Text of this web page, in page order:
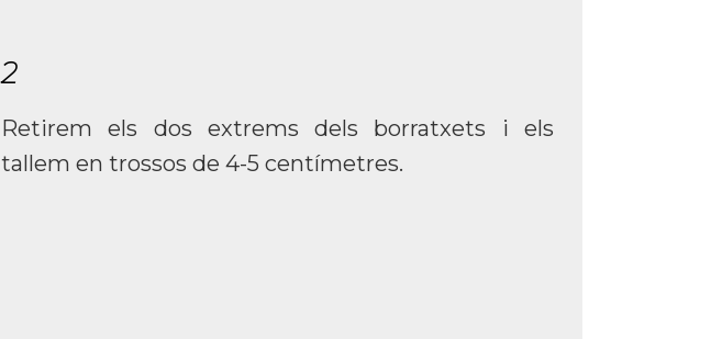
2
Retirem els dos extrems dels borratxets i els
tallem en trossos de 4-5 centímetres.